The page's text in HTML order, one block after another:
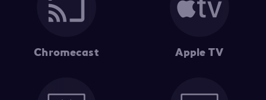
Chromecast Apple TV